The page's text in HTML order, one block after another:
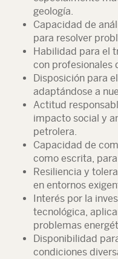
geología.
Capacidad de
para resolver
Habilidad para el
con profesionales
Disposición para
adaptándose a
Actitud
impacto social y
petrolera.
Capacidad de
como escrita,
Resiliencia y
en entornos
Interés por la
tecnológica,
problemas
Disponibilidad
condiciones